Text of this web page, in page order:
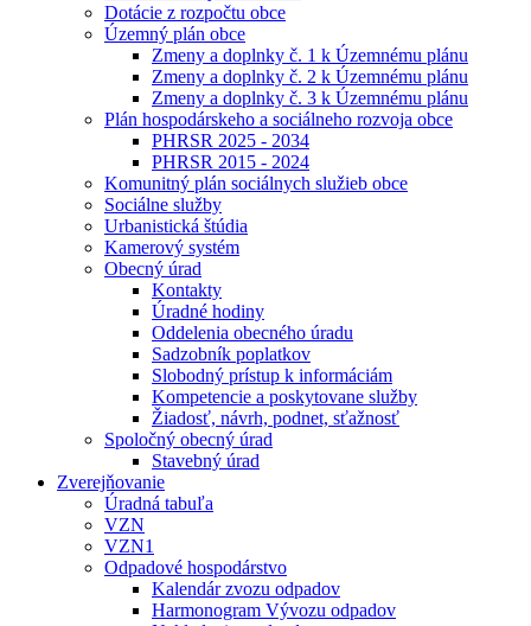
Dotácie z rozpočtu obce
Územný plán obce
Zmeny a doplnky č. 1 k Územnému plánu
Zmeny a doplnky č. 2 k Územnému plánu
Zmeny a doplnky č. 3 k Územnému plánu
Plán hospodárskeho a sociálneho rozvoja obce
PHRSR 2025 - 2034
PHRSR 2015 - 2024
Komunitný plán sociálnych služieb obce
Sociálne služby
Urbanistická štúdia
Kamerový systém
Obecný úrad
Kontakty
Úradné hodiny
Oddelenia obecného úradu
Sadzobník poplatkov
Slobodný prístup k informáciám
Kompetencie a poskytovane služby
Žiadosť, návrh, podnet, sťažnosť
Spoločný obecný úrad
Stavebný úrad
Zverejňovanie
Úradná tabuľa
VZN
VZN1
Odpadové hospodárstvo
Kalendár zvozu odpadov
Harmonogram Vývozu odpadov